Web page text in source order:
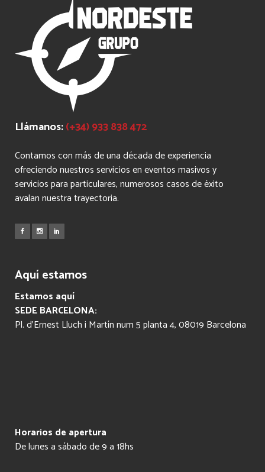
Contactar
Llámanos:(+34) 933 838 472
Contamos con más de una década de experiencia
ofreciendo nuestros servicios en eventos masivos y
servicios para particulares, numerosos casos de éxito
avalan nuestra trayectoria.
Aquí estamos
Estamos aquí
SEDE BARCELONA:
Pl. d’Ernest Lluch i Martín num 5 planta 4, 08019 Barcelona
Horarios de apertura
De lunes a sábado de 9 a 18hs